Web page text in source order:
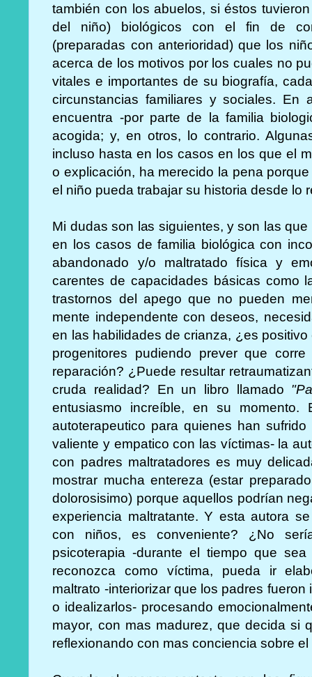
también con los abuelos, si éstos
del niño) biológicos con el fin de
(preparadas con anterioridad) que los
acerca de los motivos por los cuales no
vitales e importantes de su biografía,
circunstancias familiares y sociales.
encuentra -por parte de la familia
acogida; y, en otros, lo contrario.
incluso hasta en los casos en los que el
o explicación, ha merecido la pena
el niño pueda trabajar su historia desde lo
Mi dudas son las siguientes, y son las
en los casos de familia biológica con
abandonado y/o maltratado física y
carentes de capacidades básicas como
trastornos del apego que no pueden
mente independente con deseos,
en las habilidades de crianza, ¿es
progenitores pudiendo prever que
reparación? ¿Puede resultar
cruda realidad? En un libro llamado
entusiasmo increíble, en su momento.
autoterapeutico para quienes han
valiente y empatico con las víctimas- la
con padres maltratadores es muy
mostrar mucha entereza (estar
dolorosisimo) porque aquellos podrían
experiencia maltratante. Y esta autora
con niños, es conveniente? ¿No
psicoterapia -durante el tiempo que
reconozca como víctima, pueda ir
maltrato -interiorizar que los padres
o idealizarlos- procesando
mayor, con mas madurez, que decida si
reflexionando con mas conciencia sobre